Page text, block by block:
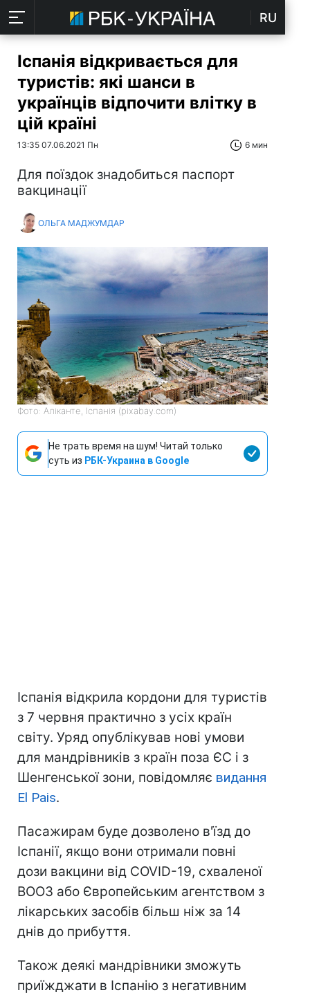
RU
Іспанія відкривається для
туристів: які шанси в
українців відпочити влітку в
цій країні
13:35 07.06.2021 Пн 6 мин
Для поїздок знадобиться паспорт
вакцинації
ОЛЬГА МАДЖУМДАР
Фото: Аліканте, Іспанія (pixabay.com)
Не трать время на шум! Читай только
суть из РБК-Украина в Google
Іспанія відкрила кордони для туристів
з 7 червня практично з усіх країн
світу. Уряд опублікував нові умови
для мандрівників з країн поза ЄС і з
Шенгенської зони, повідомляє видання
El Pais.
Пасажирам буде дозволено в'їзд до
Іспанії, якщо вони отримали повні
дози вакцини від COVID-19, схваленої
ВООЗ або Європейським агентством з
лікарських засобів більш ніж за 14
днів до прибуття.
Також деякі мандрівники зможуть
приїжджати в Іспанію з негативним